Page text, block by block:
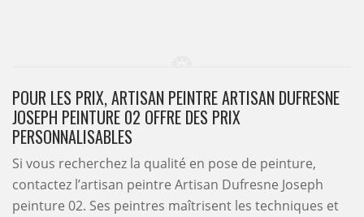
POUR LES PRIX, ARTISAN PEINTRE ARTISAN DUFRESNE
JOSEPH PEINTURE 02 OFFRE DES PRIX
PERSONNALISABLES
Si vous recherchez la qualité en pose de peinture,
contactez l’artisan peintre Artisan Dufresne Joseph
peinture 02. Ses peintres maîtrisent les techniques et